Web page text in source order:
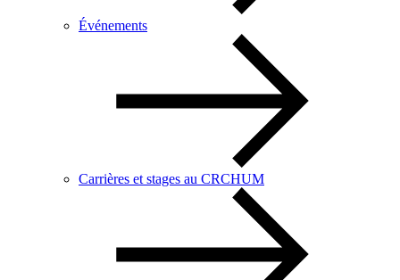
Événements
Carrières et stages au CRCHUM